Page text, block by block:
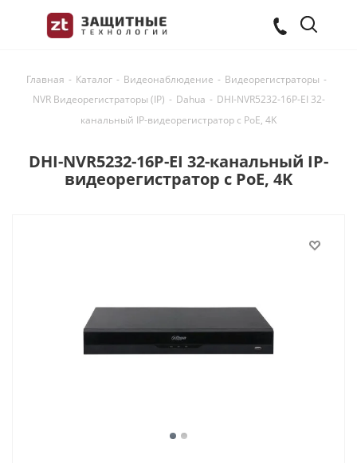
Главная - Каталог - Видеонаблюдение - Видеорегистраторы -
NVR Видеорегистраторы (IP) - Dahua - DHI-NVR5232-16P-EI 32-
канальный IP-видеорегистратор c PoE, 4K
DHI-NVR5232-16P-EI 32-канальный IP-
видеорегистратор c PoE, 4K